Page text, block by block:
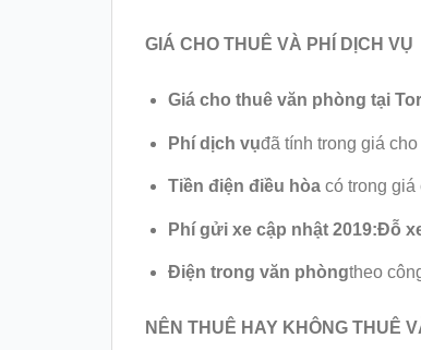
GIÁ CHO THUÊ VÀ PHÍ DỊCH VỤ
Giá cho thuê văn phòng tại
Phí dịch vụđã tính trong giá cho
Tiền điện điều hòa có trong giá
Phí gửi xe cập nhật 2019:Đỗ
Điện trong văn phòngtheo
NÊN THUÊ HAY KHÔNG THUÊ